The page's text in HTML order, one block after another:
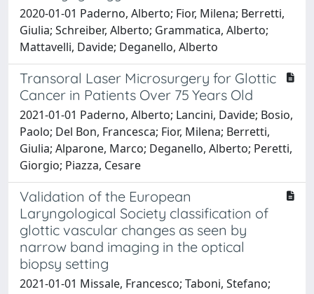
2020-01-01 Paderno, Alberto; Fior, Milena; Berretti,
Giulia; Schreiber, Alberto; Grammatica, Alberto;
Mattavelli, Davide; Deganello, Alberto
Transoral Laser Microsurgery for Glottic
Cancer in Patients Over 75 Years Old
2021-01-01 Paderno, Alberto; Lancini, Davide; Bosio,
Paolo; Del Bon, Francesca; Fior, Milena; Berretti,
Giulia; Alparone, Marco; Deganello, Alberto; Peretti,
Giorgio; Piazza, Cesare
Validation of the European
Laryngological Society classification of
glottic vascular changes as seen by
narrow band imaging in the optical
biopsy setting
2021-01-01 Missale, Francesco; Taboni, Stefano;